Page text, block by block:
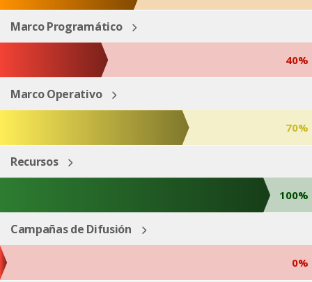
Marco Programático
40%
Marco Operativo
70%
Recursos
100%
Campañas de Difusión
0%